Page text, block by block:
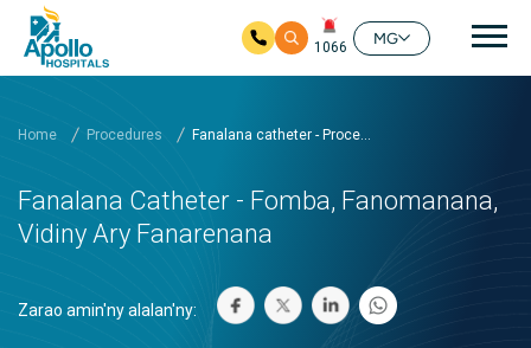
1066
MG
Home Procedures Fanalana catheter - Proce...
Fanalana Catheter - Fomba, Fanomanana,
Vidiny Ary Fanarenana
Zarao amin'ny alalan'ny: